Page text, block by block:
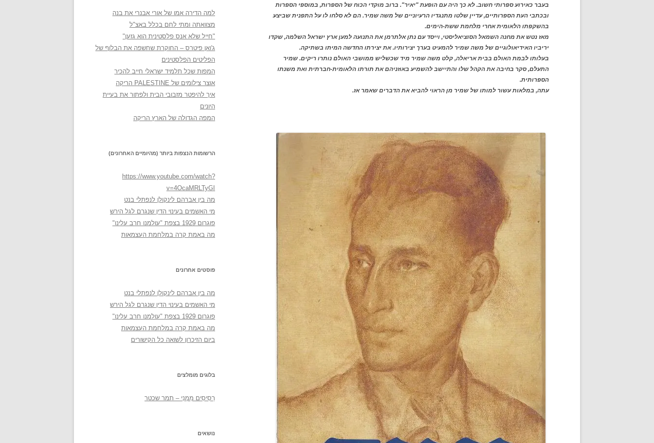
בעבר כאירוע ספרותי חשוב. לא כך היה עם הופעת "יאיר". ברוב מוקדי הכוח של הספרות, במוספי הספרות
ובכתבי העת הספרותיים, עדיין שלטו מתנגדיו הרעיוניים של משה שמיר. הם לא סלחו לו על התפנית שביצע
בהשקפתו הלאומית אחרי מלחמת ששת-הימים.
מאז נטש את מחנה השמאל הסוציאליסטי, וייסד עם נתן אלתרמן את התנועה למען ארץ ישראל השלמה, שקדו
יריביו האידיאולוגיים של משה שמיר להמעיט בערך יצירותיו. את יצירתו החדשה המיתו בשתיקה.
בעלותו לבמת האולם בבית אריאלה, קלט משה שמיר מיד שכשליש ממושבי האולם נותרו ריקים. שמיר
התעלם, סקר בחיבה את הקהל שלו והתיישב להשמיע באוזניהם את תורתו הלאומית-חברתית ואת משנתו
הספרותית.
עתה, במלאות עשור למותו של שמיר מן הראוי להביא את הדברים שאמר אז.
למה הדירה אמו של אורי אבנרי את בנה
מצוואתה ומתי לחם בכלל באצ"ל
"חייל שלא אנס פלסטינית הוא גזען"
ג'ואן פיטרס – החוקרת שחשפה את הבלוף של
הפליטים הפלסטינים
המפות שכל תלמיד ישראלי חייב להכיר
אוצר צילומים של PALESTINE הריקה
איך להיפטר מזבובי הבית ולפתור את בעיית
היונים
המפה הגדולה של הארץ הריקה
הרשומות הנצפות ביותר (מהיומיים האחרונים)
https://www.youtube.com/watch?
v=4OcaMRLTyGI
מה בין אברהם לינקולן לנפתלי בנט
מי האשמים בעינוי הדין שנגרם לגל הירש
פוגרום 1929 בצפת "עולמנו חרב עלינו"
מה באמת קרה במלחמת העצמאות
פוסטים אחרונים
מה בין אברהם לינקולן לנפתלי בנט
מי האשמים בעינוי הדין שנגרם לגל הירש
פוגרום 1929 בצפת "עולמנו חרב עלינו"
מה באמת קרה במלחמת העצמאות
ביום הזיכרון לשואה כל הקישורים
בלוגים מומלצים
רְסִיסִים מִמֶנִי – תמר שכטר
נושאים